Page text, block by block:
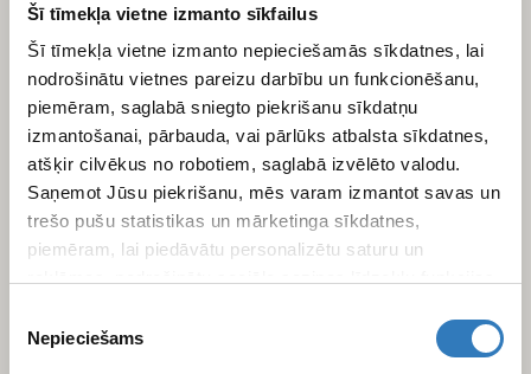
Šī tīmekļa vietne izmanto sīkfailus
Šī tīmekļa vietne izmanto nepieciešamās sīkdatnes, lai
nodrošinātu vietnes pareizu darbību un funkcionēšanu,
piemēram, saglabā sniegto piekrišanu sīkdatņu
izmantošanai, pārbauda, vai pārlūks atbalsta sīkdatnes,
atšķir cilvēkus no robotiem, saglabā izvēlēto valodu.
Saņemot Jūsu piekrišanu, mēs varam izmantot savas un
trešo pušu statistikas un mārketinga sīkdatnes,
piemēram, lai piedāvātu personalizētu saturu un
Informāciju par to, kā Jūs izmantojat mūsu vietni, mēs
varam kopīgot ar saviem sociālās saziņas līdzekļu,
izvēle
Nepieciešams